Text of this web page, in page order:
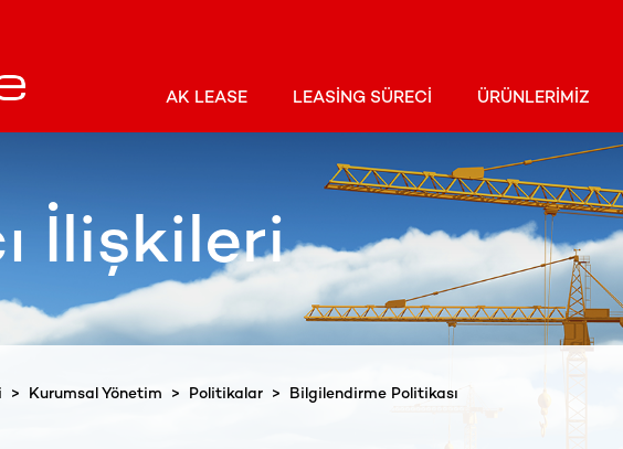
AK LEASE LEASING SÜRECI ÜRÜNLERIMIZ
İlişkileri
> Kurumsal Yönetim > Politikalar > Bilgilendirme Politikası